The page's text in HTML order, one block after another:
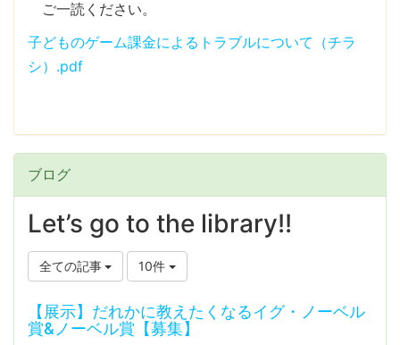
ご一読ください。
子どものゲーム課金によるトラブルについて（チラ
シ）.pdf
ブログ
Let’s go to the library!!
全ての記事 10件
【展示】だれかに教えたくなるイグ・ノーベル
賞&ノーベル賞【募集】